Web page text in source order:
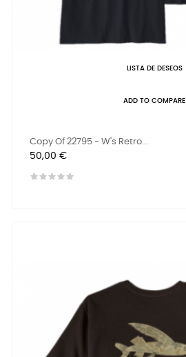
LISTA DE DESEOS
ADD TO COMPARE
Copy Of 22795 - W's Retro...
Precio
50,00 €